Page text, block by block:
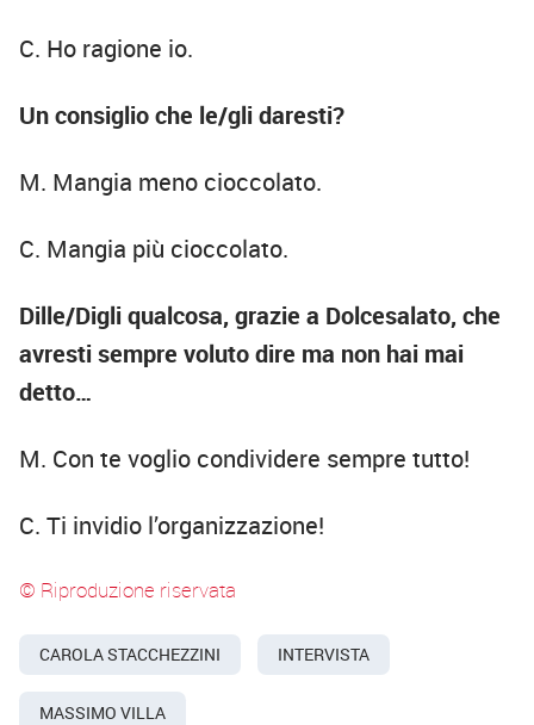
C. Ho ragione io.
Un consiglio che le/gli daresti?
M. Mangia meno cioccolato.
C. Mangia più cioccolato.
Dille/Digli qualcosa, grazie a Dolcesalato, che
avresti sempre voluto dire ma non hai mai
detto…
M. Con te voglio condividere sempre tutto!
C. Ti invidio l’organizzazione!
© Riproduzione riservata
CAROLA STACCHEZZINI INTERVISTA
MASSIMO VILLA